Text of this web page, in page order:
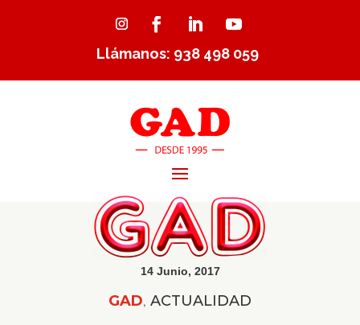
Llámanos: 938 498 059
14 Junio, 2017
GAD, ACTUALIDAD